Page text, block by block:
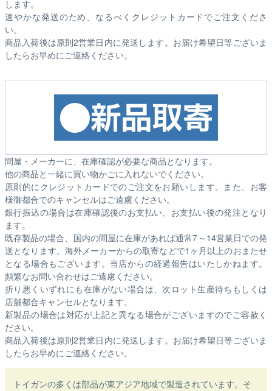
します。
速やかな発送のため、なるべくクレジットカードでご注文くださ
い。
商品入荷後は原則2営業日内に発送します。お届け希望日等ございま
したらお早めにご連絡ください。
問屋・メーカーに、在庫確認が必要な商品となります。
他の商品と一緒に買い物かごに入れないでください。
原則的にクレジットカードでのご注文をお願いします。また、お客
様御都合でのキャンセルはご遠慮ください。
銀行振込の場合は在庫確認後のお支払い、お支払い後の発注となり
ます。
既存製品の場合、国内の問屋に在庫があれば通常7～14営業日での発
送となります。海外メーカーからの取寄などで1ヶ月以上のおまたせ
となる場合もございます。 当店からの経過報告はいたしかねます。
頻繁なお問い合わせはご遠慮ください。
折り悪くいずれにも在庫がない場合は、次ロット生産待ちもしくは
店舗都合キャンセルとなります。
新製品の場合は対応が上記と異なる場合がございますのでご容赦く
ださい。
商品入荷後は原則2営業日内に発送します。お届け希望日等ございま
したらお早めにご連絡ください。
トイガンの多くは部品が東アジア地域で製造されています。そ